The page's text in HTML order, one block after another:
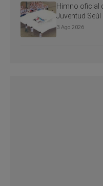
Himno oficial
Juventud Seúl
3 Ago 2026